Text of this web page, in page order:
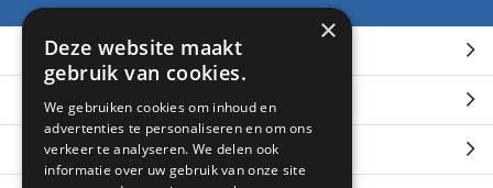
Klantenservice
Mijn account
Categorieën
×
Deze website maakt
gebruik van cookies.
We gebruiken cookies om inhoud en
advertenties te personaliseren en om ons
verkeer te analyseren. We delen ook
informatie over uw gebruik van onze site